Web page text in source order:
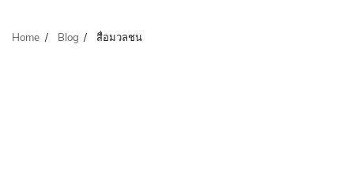
Home Blog สื่อมวลชน